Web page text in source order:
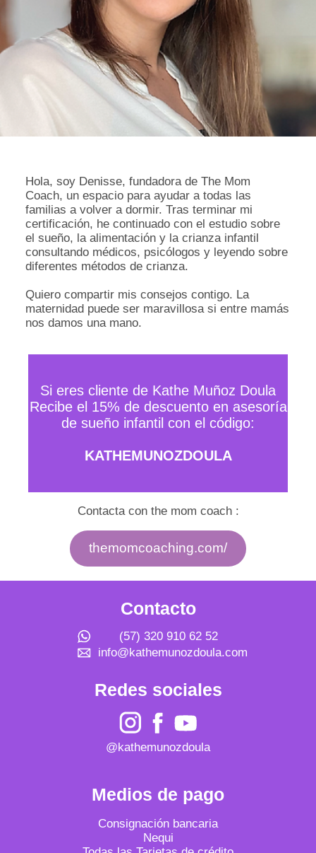
Hola, soy Denisse, fundadora de The Mom
Coach, un espacio para ayudar a todas las
familias a volver a dormir. Tras terminar mi
certificación, he continuado con el estudio sobre
el sueño, la alimentación y la crianza infantil
consultando médicos, psicólogos y leyendo sobre
diferentes métodos de crianza.
Quiero compartir mis consejos contigo. La
maternidad puede ser maravillosa si entre mamás
nos damos una mano.
Si eres cliente de Kathe Muñoz Doula
Recibe el 15% de descuento en asesoría
de sueño infantil con el código:
KATHEMUNOZDOULA
Contacta con the mom coach :
themomcoaching.com/
Contacto
(57) 320 910 62 52
info@kathemunozdoula.com
Redes sociales
@kathemunozdoula
Medios de pago
Consignación bancaria
Nequi